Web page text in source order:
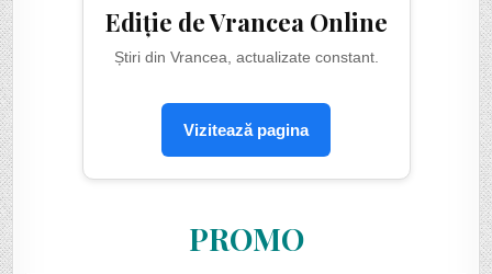
Ediție de Vrancea Online
Știri din Vrancea, actualizate constant.
Vizitează pagina
PROMO